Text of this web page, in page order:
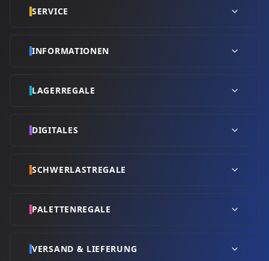
SERVICE
INFORMATIONEN
LAGERREGALE
DIGITALES
SCHWERLASTREGALE
PALETTENREGALE
VERSAND & LIEFERUNG